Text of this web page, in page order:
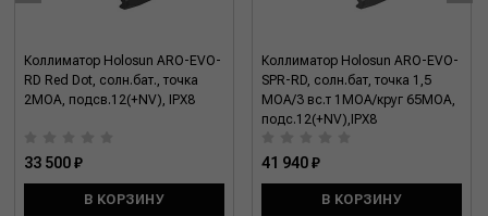
Коллиматор Holosun ARO-EVO-
RD Red Dot, солн.бат., точка
2МОА, подсв.12(+NV), IPX8
33 500 ₽
В КОРЗИНУ
Коллиматор Holosun ARO-EVO-
SPR-RD, солн.бат, точка 1,5
МОА/3 вс.т 1MOA/круг 65MOA,
подс.12(+NV),IPX8
41 940 ₽
В КОРЗИНУ